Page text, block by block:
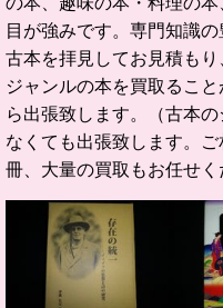
目が強みです。専門知識
古本を拝見してお見積も
ジャンルの本を買取るこ
ら出張致します。（古本
なくても出張致します。
冊、大量の買取もお任せく